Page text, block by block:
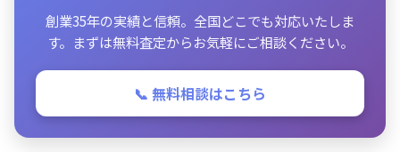
創業35年の実績と信頼。全国どこでも対応いたしま
す。まずは無料査定からお気軽にご相談ください。
📞 無料相談はこちら